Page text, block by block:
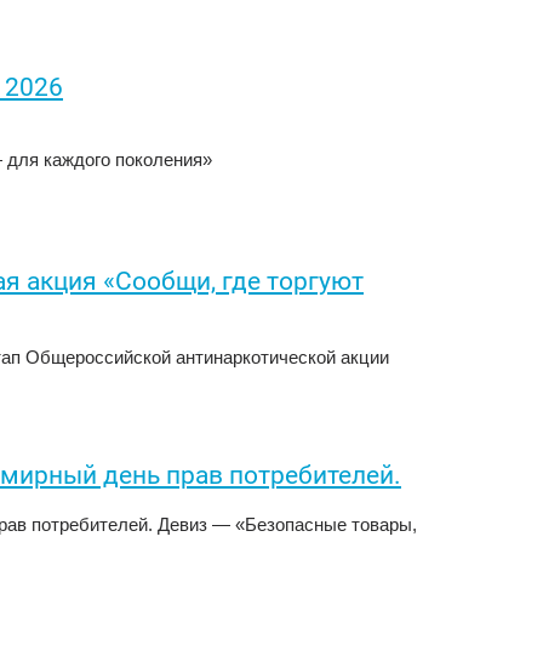
каждого поколения»
акция «Сообщи, где торгуют
Общероссийской антинаркотической акции
день прав потребителей.
потребителей. Девиз — «Безопасные товары,